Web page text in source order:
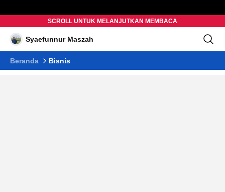
SCROLL UNTUK MELANJUTKAN MEMBACA
Syaefunnur Maszah
Beranda Bisnis